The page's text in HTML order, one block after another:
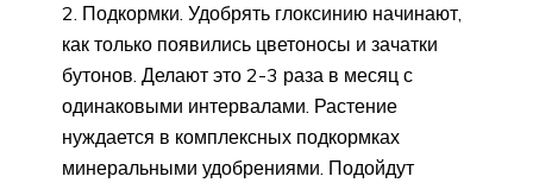
Подкормки. Удобрять глоксинию начинают,
как только появились цветоносы и зачатки
бутонов. Делают это 2-3 раза в месяц с
одинаковыми интервалами. Растение
нуждается в комплексных подкормках
минеральными удобрениями. Подойдут